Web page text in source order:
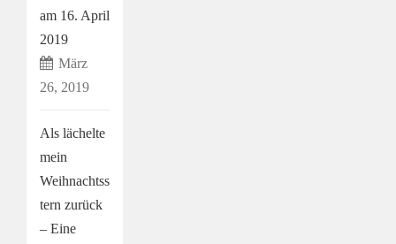
am 16. April
2019
März
26, 2019
Als lächelte
mein
Weihnachtss
tern zurück
– Eine